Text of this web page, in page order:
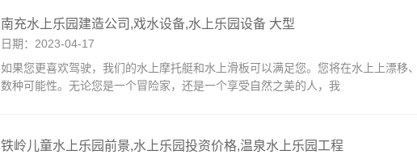
南充水上乐园建造公司,戏水设备,水上乐园设备 大型
日期：2023-04-17
如果您更喜欢驾驶，我们的水上摩托艇和水上滑板可以满足您。您将在水上上漂移
数种可能性。无论您是一个冒险家，还是一个享受自然之美的人，我
铁岭儿童水上乐园前景,水上乐园投资价格,温泉水上乐园工程